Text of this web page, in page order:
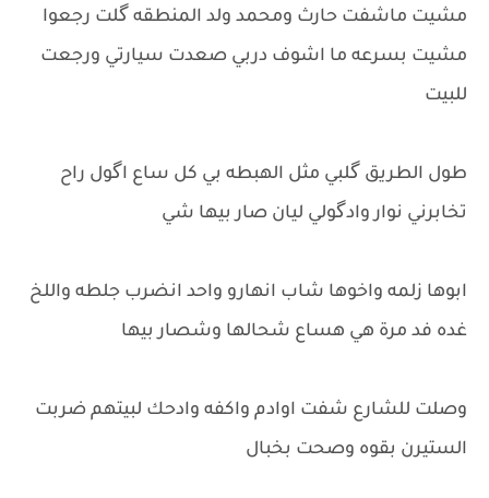
مشيت ماشفت حارث ومحمد ولد المنطقه گلت رجعوا
مشيت بسرعه ما اشوف دربي صعدت سيارتي ورجعت
للبيت
طول الطريق گلبي مثل الهبطه بي كل ساع اگول راح
تخابرني نوار وادگولي ليان صار بيها شي
ابوها زلمه واخوها شاب انهارو واحد انضرب جلطه واللخ
غده فد مرة هي هساع شحالها وشصار بيها
وصلت للشارع شفت اوادم واكفه وادحك لبيتهم ضربت
الستيرن بقوه وصحت بخبال